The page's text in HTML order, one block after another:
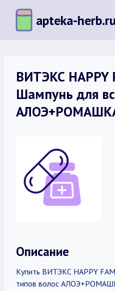
Перейти
содержимому
apteka-
ВИТЭКС HAPPY
Шампунь для
Описание
Купить ВИТЭКС HAPPY
типов волос